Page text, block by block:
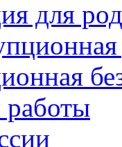
для
работы